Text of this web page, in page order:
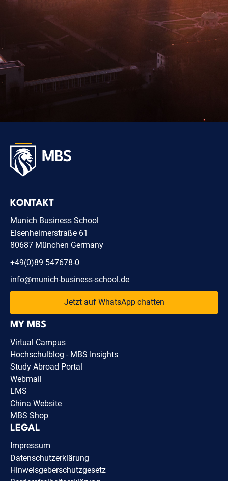
KONTAKT
Munich Business School
Elsenheimerstraße 61
80687 München Germany
+49(0)89 547678-0
info@munich-business-school.de
Jetzt auf WhatsApp chatten
MY MBS
Virtual Campus
Hochschulblog - MBS Insights
Study Abroad Portal
Webmail
LMS
China Website
MBS Shop
LEGAL
Impressum
Datenschutzerklärung
Hinweisgeberschutzgesetz